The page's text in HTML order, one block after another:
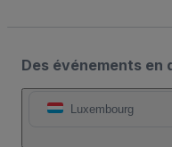
Des événements en
Luxembourg